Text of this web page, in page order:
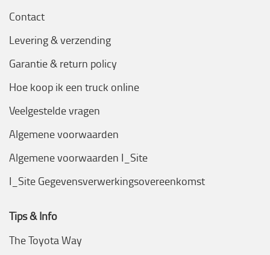
Contact
Levering & verzending
Garantie & return policy
Hoe koop ik een truck online
Veelgestelde vragen
Algemene voorwaarden
Algemene voorwaarden I_Site
I_Site Gegevensverwerkingsovereenkomst
Tips & Info
The Toyota Way